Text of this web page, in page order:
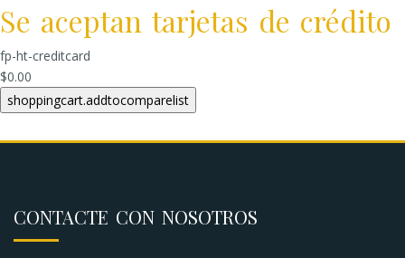
Se aceptan tarjetas de crédito
fp-ht-creditcard
$0.00
CONTACTE CON NOSOTROS